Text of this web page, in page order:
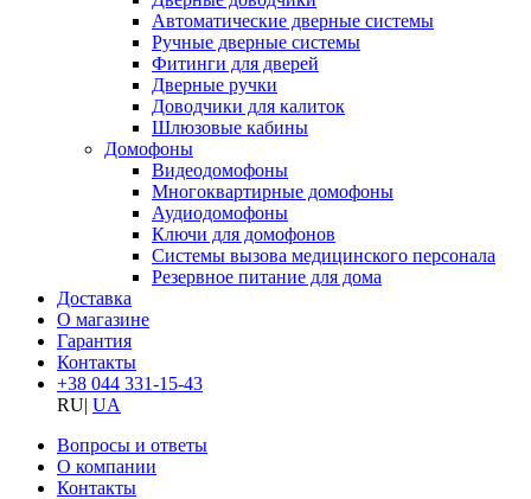
Автоматические дверные системы
Ручные дверные системы
Фитинги для дверей
Дверные ручки
Доводчики для калиток
Шлюзовые кабины
Домофоны
Видеодомофоны
Многоквартирные домофоны
Аудиодомофоны
Ключи для домофонов
Системы вызова медицинского персонала
Резервное питание для дома
Доставка
О магазине
Гарантия
Контакты
+38 044 331-15-43
RU| UA
Вопросы и ответы
О компании
Контакты